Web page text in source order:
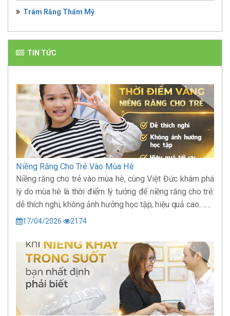
Trám Răng Thẩm Mỹ
TIN TỨC
Niềng Răng Cho Trẻ Vào Mùa Hè
Niềng răng cho trẻ vào mùa hè, cùng Việt Đức khám phá
lý do mùa hè là thời điểm lý tưởng để niềng răng cho trẻ:
dễ thích nghi, không ảnh hưởng học tập, hiệu quả cao.……
17/04/2026 2174